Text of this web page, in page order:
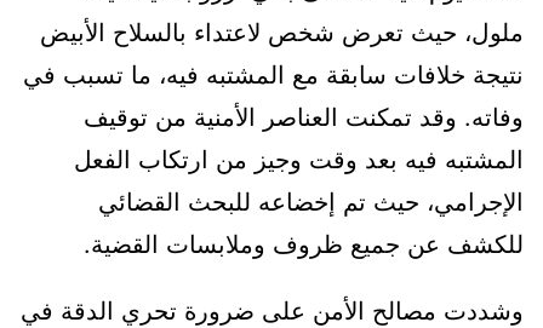
ملول، حيث تعرض شخص لاعتداء بالسلاح الأبيض
نتيجة خلافات سابقة مع المشتبه فيه، ما تسبب في
وفاته. وقد تمكنت العناصر الأمنية من توقيف
المشتبه فيه بعد وقت وجيز من ارتكاب الفعل
الإجرامي، حيث تم إخضاعه للبحث القضائي
للكشف عن جميع ظروف وملابسات القضية.
وشددت مصالح الأمن على ضرورة تحري الدقة في